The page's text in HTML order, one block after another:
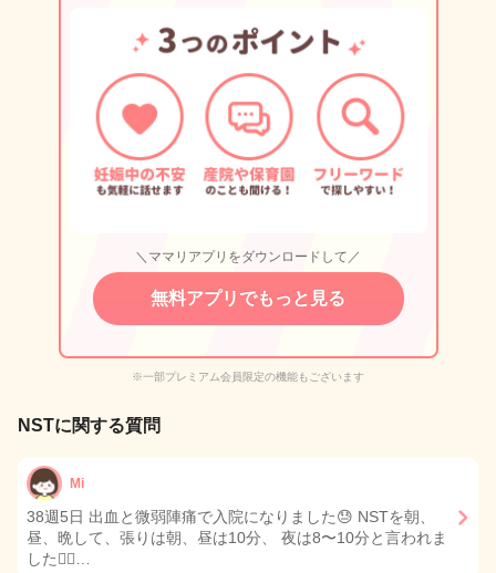
＼ママリアプリをダウンロードして／
無料アプリでもっと見る
※一部プレミアム会員限定の機能もございます
NSTに関する質問
Mi
38週5日 出血と微弱陣痛で入院になりました😓 NSTを朝、
昼、晩して、張りは朝、昼は10分、 夜は8〜10分と言われま
した🙆‍♀️…